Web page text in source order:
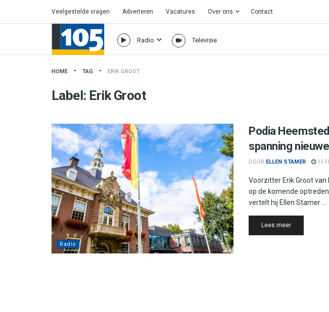
Veelgestelde vragen Adverteren Vacatures Over ons Contact
Radio Televisie
HOME TAG ERIK GROOT
Label: Erik Groot
Radio
Podia
spanning
DOOR ELLEN STAMER 15
Voorzitter Erik Groot
op de komende
vertelt hij Ellen Stamer ...
Lees meerDetails